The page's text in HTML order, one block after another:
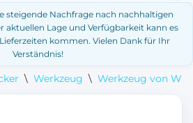
steigende Nachfrage nach nachhaltigen
aktuellen Lage und Verfügbarkeit kann es
kommen. Vielen Dank für Ihr
Verständnis!
\ Werkzeug \ Werkzeug von